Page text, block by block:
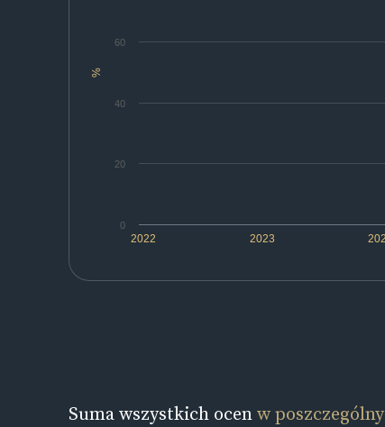
%
2022 2023
0
20
40
60
Suma wszystkich ocenw